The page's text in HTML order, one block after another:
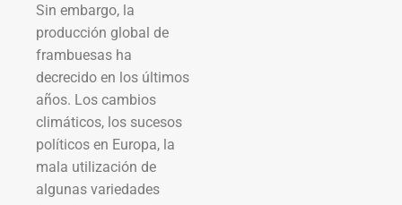
Sin embargo, la
producción global de
frambuesas ha
decrecido en los últimos
años. Los cambios
climáticos, los sucesos
políticos en Europa, la
mala utilización de
algunas variedades